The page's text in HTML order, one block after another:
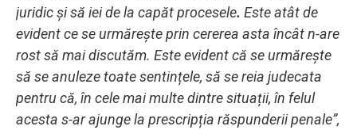
juridic și să iei de la capăt procesele. Este atât de
evident ce se urmărește prin cererea asta încât n-are
rost să mai discutăm. Este evident că se urmărește
să se anuleze toate sentințele, să se reia judecata
pentru că, în cele mai multe dintre situații, în felul
acesta s-ar ajunge la prescripția răspunderii penale”,